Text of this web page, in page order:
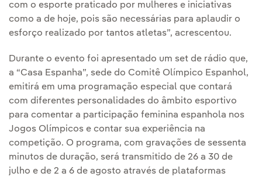
com o esporte praticado por mulheres e iniciativas
como a de hoje, pois são necessárias para aplaudir o
esforço realizado por tantos atletas”, acrescentou.
Durante o evento foi apresentado um set de rádio que,
a “Casa Espanha”, sede do Comitê Olímpico Espanhol,
emitirá em uma programação especial que contará
com diferentes personalidades do âmbito esportivo
para comentar a participação feminina espanhola nos
Jogos Olímpicos e contar sua experiência na
competição. O programa, com gravações de sessenta
minutos de duração, será transmitido de 26 a 30 de
julho e de 2 a 6 de agosto através de plataformas